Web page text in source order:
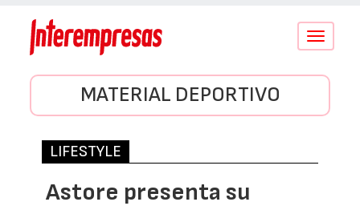
Conmutar
MATERIAL DEPORTIVO
LIFESTYLE
Astore presenta su